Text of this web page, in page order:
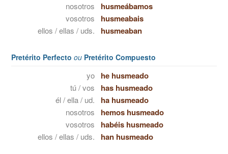
nosotros husmeábamos
vosotros husmeabais
ellos / ellas / uds. husmeaban
Pretérito Perfecto ou Pretérito Compuesto
yo he husmeado
tú / vos has husmeado
él / ella / ud. ha husmeado
nosotros hemos husmeado
vosotros habéis husmeado
ellos / ellas / uds. han husmeado